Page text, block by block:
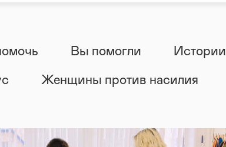
Вы помогли Истории
Женщины против насилия